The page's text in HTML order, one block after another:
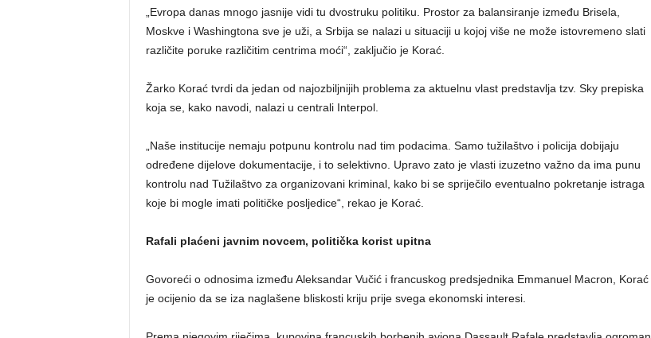
„Evropa danas mnogo jasnije vidi tu dvostruku politiku. Prostor za balansiranje između Brisela,
Moskve i Washingtona sve je uži, a Srbija se nalazi u situaciji u kojoj više ne može istovremeno slati
različite poruke različitim centrima moći“, zaključio je Korać.
Žarko Korać tvrdi da jedan od najozbiljnijih problema za aktuelnu vlast predstavlja tzv. Sky prepiska
koja se, kako navodi, nalazi u centrali Interpol.
„Naše institucije nemaju potpunu kontrolu nad tim podacima. Samo tužilaštvo i policija dobijaju
određene dijelove dokumentacije, i to selektivno. Upravo zato je vlasti izuzetno važno da ima punu
kontrolu nad Tužilaštvo za organizovani kriminal, kako bi se spriječilo eventualno pokretanje istraga
koje bi mogle imati političke posljedice“, rekao je Korać.
Rafali plaćeni javnim novcem, politička korist upitna
Govoreći o odnosima između Aleksandar Vučić i francuskog predsjednika Emmanuel Macron, Korać
je ocijenio da se iza naglašene bliskosti kriju prije svega ekonomski interesi.